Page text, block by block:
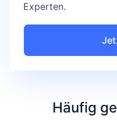
Experten.
Häufig